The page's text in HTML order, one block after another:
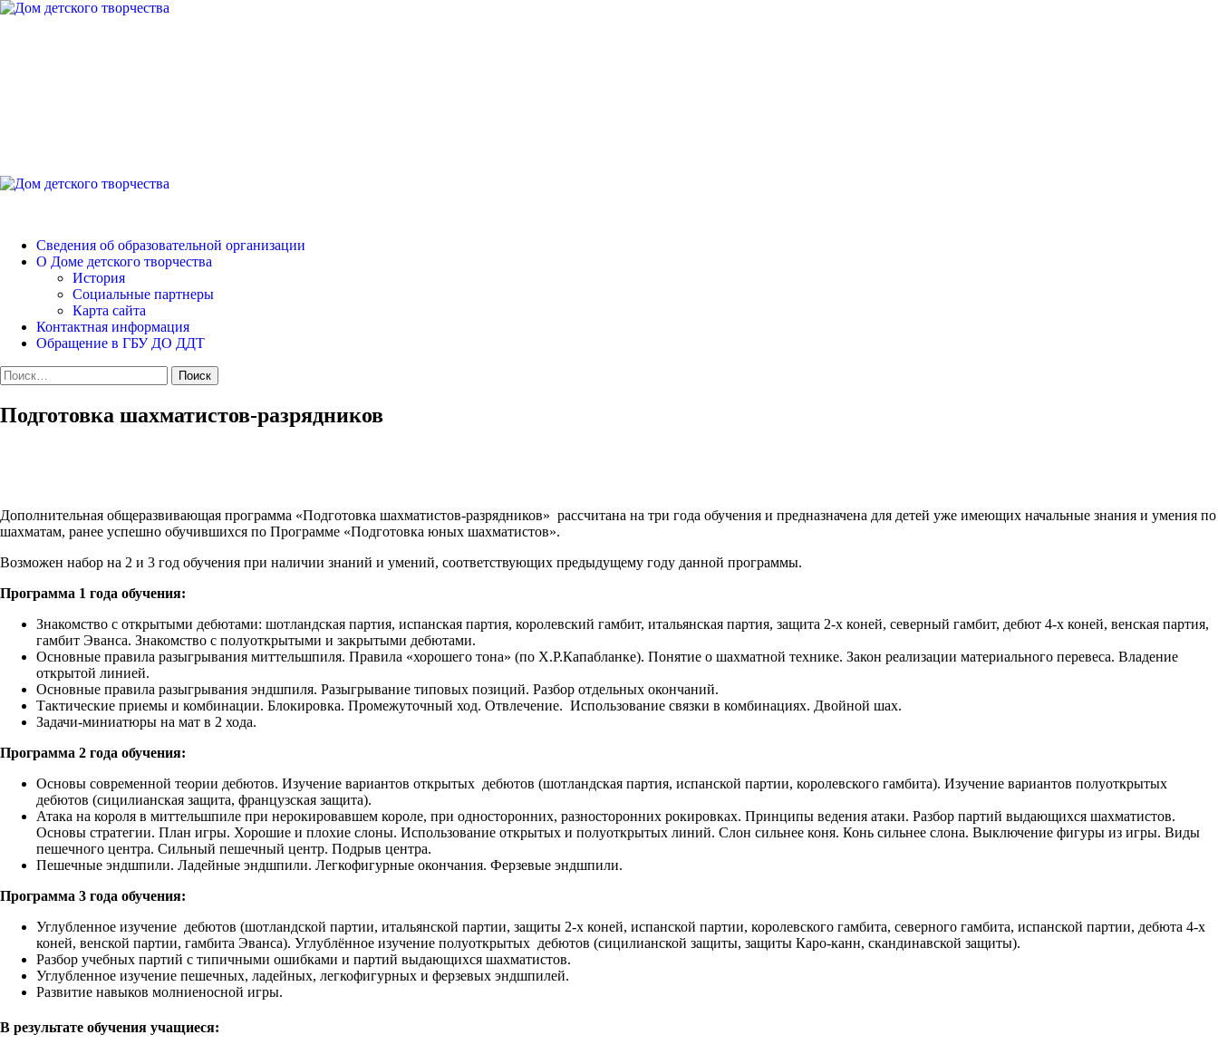
Перейти
Основное
Сведения об образовательной организации
О Доме детского творчества
История
Социальные партнеры
Карта сайта
Контактная информация
Обращение в ГБУ ДО ДДТ
Найти:
Подготовка шахматистов-разрядников
Дополнительная общеразвивающая программа «Подготовка шахматистов-разрядников» рассчитана на три года обучения и предназначена для детей уже имеющих начальные знания и умения по
шахматам, ранее успешно обучившихся по Программе «Подготовка юных шахматистов».
Возможен набор на 2 и 3 год обучения при наличии знаний и умений, соответствующих предыдущему году данной программы.
Программа 1 года обучения:
Знакомство с открытыми дебютами: шотландская партия, испанская партия, королевский гамбит, итальянская партия, защита 2-х коней, северный гамбит, дебют 4-х коней, венская партия,
гамбит Эванса. Знакомство с полуоткрытыми и закрытыми дебютами.
Основные правила разыгрывания миттельшпиля. Правила «хорошего тона» (по Х.Р.Капабланке). Понятие о шахматной технике. Закон реализации материального перевеса. Владение
открытой линией.
Основные правила разыгрывания эндшпиля. Разыгрывание типовых позиций. Разбор отдельных окончаний.
Тактические приемы и комбинации. Блокировка. Промежуточный ход. Отвлечение. Использование связки в комбинациях. Двойной шах.
Задачи-миниатюры на мат в 2 хода.
Программа 2 года обучения:
Основы современной теории дебютов. Изучение вариантов открытых дебютов (шотландская партия, испанской партии, королевского гамбита). Изучение вариантов полуоткрытых
дебютов (сицилианская защита, французская защита).
Атака на короля в миттельшпиле при нерокировавшем короле, при односторонних, разносторонних рокировках. Принципы ведения атаки. Разбор партий выдающихся шахматистов.
Основы стратегии. План игры. Хорошие и плохие слоны. Использование открытых и полуоткрытых линий. Слон сильнее коня. Конь сильнее слона. Выключение фигуры из игры. Виды
пешечного центра. Сильный пешечный центр. Подрыв центра.
Пешечные эндшпили. Ладейные эндшпили. Легкофигурные окончания. Ферзевые эндшпили.
Программа 3 года обучения:
Углубленное изучение дебютов (шотландской партии, итальянской партии, защиты 2-х коней, испанской партии, королевского гамбита, северного гамбита, испанской партии, дебюта 4-х
коней, венской партии, гамбита Эванса). Углублённое изучение полуоткрытых дебютов (сицилианской защиты, защиты Каро-канн, скандинавской защиты).
Разбор учебных партий с типичными ошибками и партий выдающихся шахматистов.
Углубленное изучение пешечных, ладейных, легкофигурных и ферзевых эндшпилей.
Развитие навыков молниеносной игры.
В результате обучения учащиеся: